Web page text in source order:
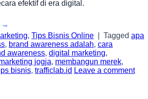
efektif di era digital.
→
, Tips Bisnis Online Tagged apa
, brand awareness adalah, cara
awareness, digital marketing,
jogja, membangun merek,
bisnis, trafficlab.id Leave a comment